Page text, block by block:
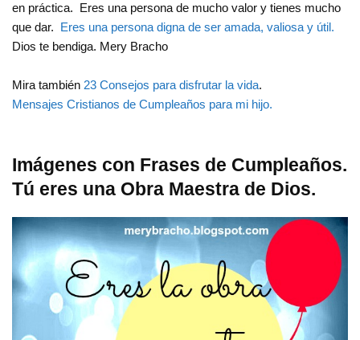
en práctica. Eres una persona de mucho valor y tienes mucho
que dar. Eres una persona digna de ser amada, valiosa y útil.
Dios te bendiga. Mery Bracho
Mira también 23 Consejos para disfrutar la vida.
Mensajes Cristianos de Cumpleaños para mi hijo.
Imágenes con Frases de Cumpleaños.
Tú eres una Obra Maestra de Dios.